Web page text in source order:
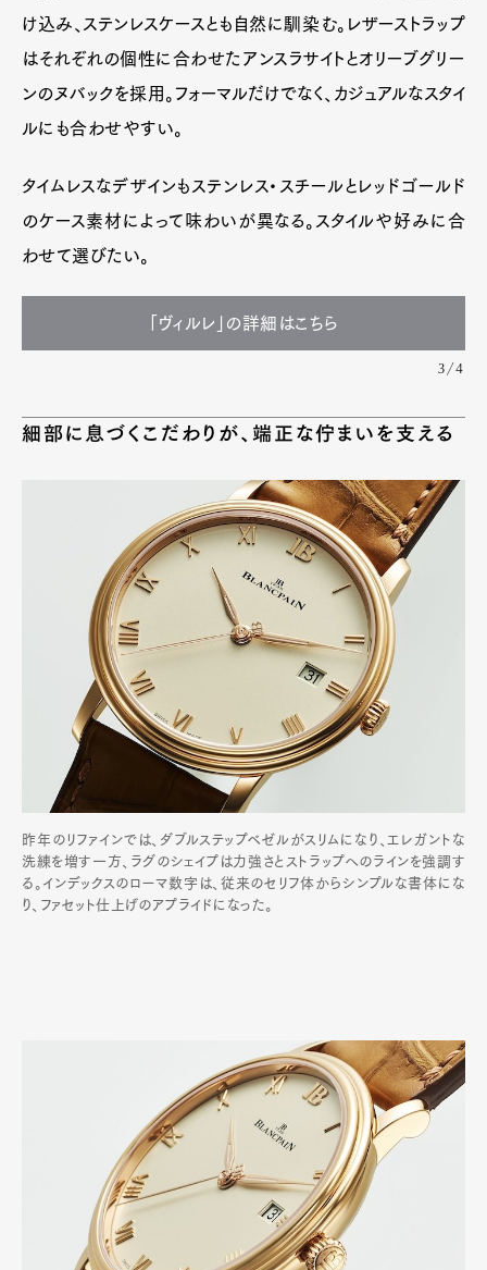
け込み、ステンレスケースとも自然に馴染む。レザーストラップ
はそれぞれの個性に合わせたアンスラサイトとオリーブグリー
ンのヌバックを採用。フォーマルだけでなく、カジュアルなスタイ
ルにも合わせやすい。
タイムレスなデザインもステンレス・スチールとレッドゴールド
のケース素材によって味わいが異なる。スタイルや好みに合
わせて選びたい。
「ヴィルレ」の詳細はこちら
3/4
細部に息づくこだわりが、端正な佇まいを支える
昨年のリファインでは、ダブルステップベゼルがスリムになり、エレガントな
洗練を増す一方、ラグのシェイプは力強さとストラップへのラインを強調す
る。インデックスのローマ数字は、従来のセリフ体からシンプルな書体にな
り、ファセット仕上げのアプライドになった。